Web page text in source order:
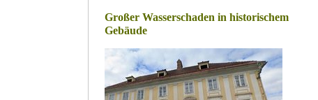
Großer Wasserschaden in historischem
Gebäude